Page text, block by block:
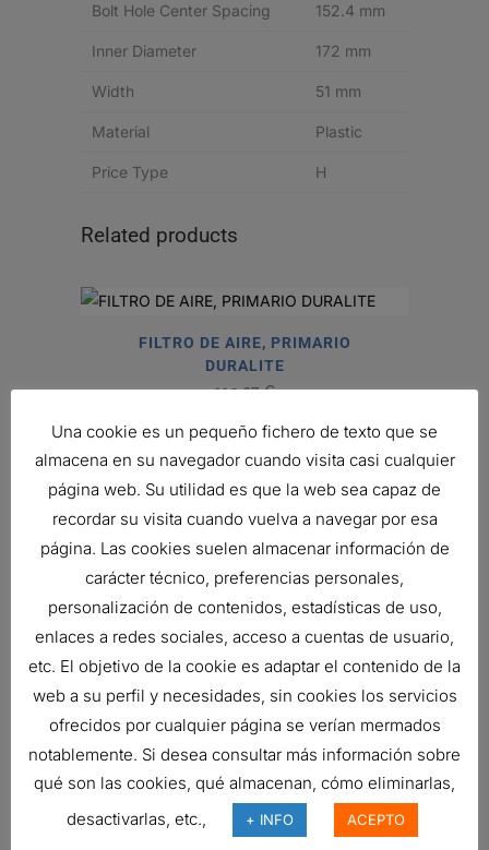
Bolt Hole Center Spacing 152.4 mm
Inner Diameter 172 mm
Width 51 mm
Material Plastic
Price Type H
Related products
FILTRO DE AIRE, PRIMARIO
DURALITE
119,27€
FILTRO DE AIRE, PRIMARIO
DURALITE
FILTRO DE AIRE, PSD POWERCORE
293,17
FILTRO DE AIRE, PRIMARIO
Una cookie es un pequeño fichero de texto que se
almacena en su navegador cuando visita casi cualquier
página web. Su utilidad es que la web sea capaz de
recordar su visita cuando vuelva a navegar por esa
página. Las cookies suelen almacenar información de
carácter técnico, preferencias personales,
personalización de contenidos, estadísticas de uso,
enlaces a redes sociales, acceso a cuentas de usuario,
etc. El objetivo de la cookie es adaptar el contenido de la
web a su perfil y necesidades, sin cookies los servicios
ofrecidos por cualquier página se verían mermados
notablemente. Si desea consultar más información sobre
qué son las cookies, qué almacenan, cómo eliminarlas,
desactivarlas, etc.,
+ INFO ACEPTO